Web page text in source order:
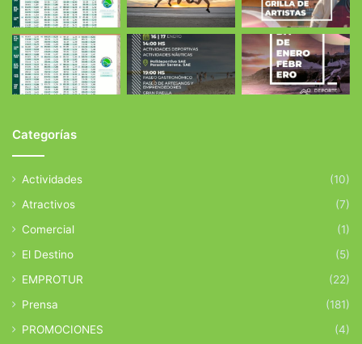
Categorías
Actividades
(10)
Atractivos
(7)
Comercial
(1)
El Destino
(5)
EMPROTUR
(22)
Prensa
(181)
PROMOCIONES
(4)